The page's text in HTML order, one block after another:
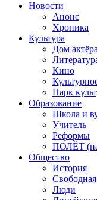
Новости
Анонс
Хроника
Культура
Дом
Кино
Парк
Образование
Школа и
Учитель
Реформы
ПОЛЁТ
Общество
История
Люди